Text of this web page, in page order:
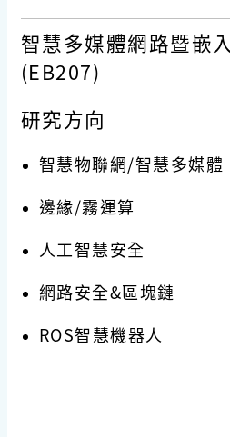
智慧多媒體網路暨嵌
(EB207)
研究方向
智慧物聯網/智慧多媒體
邊緣/霧運算
人工智慧安全
網路安全&區塊鏈
ROS智慧機器人